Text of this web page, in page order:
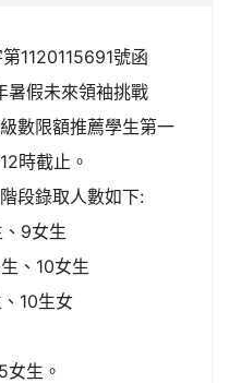
1120115691號函
暑假未來領袖挑戰
數限額推薦學生第一
時截止。
段錄取人數如下:
9女生
、10女生
10生女
生。